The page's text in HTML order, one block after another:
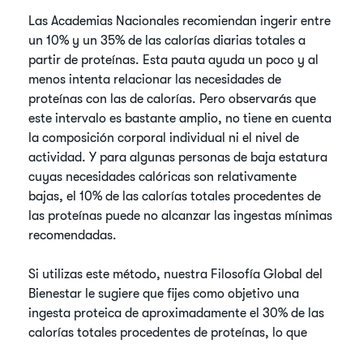
Las Academias Nacionales recomiendan ingerir entre
un 10% y un 35% de las calorías diarias totales a
partir de proteínas. Esta pauta ayuda un poco y al
menos intenta relacionar las necesidades de
proteínas con las de calorías. Pero observarás que
este intervalo es bastante amplio, no tiene en cuenta
la composición corporal individual ni el nivel de
actividad. Y para algunas personas de baja estatura
cuyas necesidades calóricas son relativamente
bajas, el 10% de las calorías totales procedentes de
las proteínas puede no alcanzar las ingestas mínimas
recomendadas.
Si utilizas este método, nuestra Filosofía Global del
Bienestar le sugiere que fijes como objetivo una
ingesta proteica de aproximadamente el 30% de las
calorías totales procedentes de proteínas, lo que